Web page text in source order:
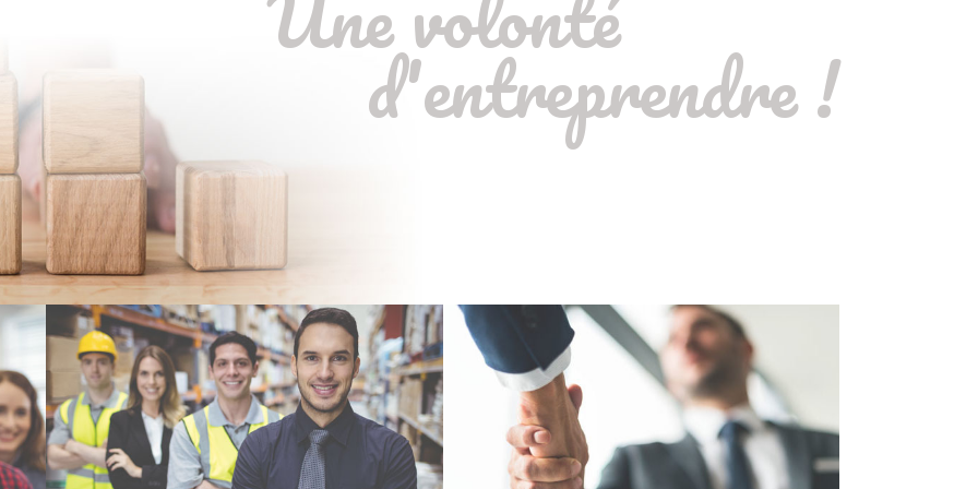
d'entreprendre !